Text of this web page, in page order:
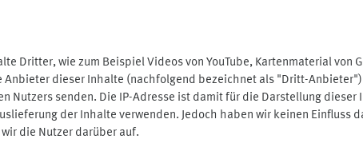
Dritter, wie zum Beispiel Videos von YouTube, Kartenmaterial von
dieser Inhalte (nachfolgend bezeichnet als "Dritt-
Nutzers senden. Die IP-Adresse ist damit für die Darstellung
der Inhalte verwenden. Jedoch haben wir keinen Einfluss
die Nutzer darüber auf.